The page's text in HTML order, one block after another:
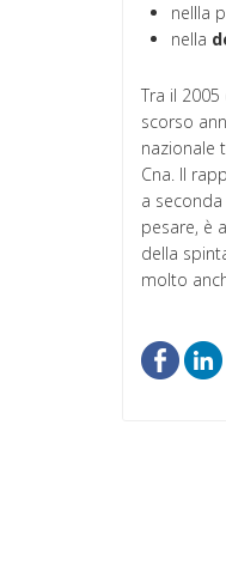
nellla
nella
Tra il
scorso
nazionale
Cna. Il
a
pesare, è
della
molto